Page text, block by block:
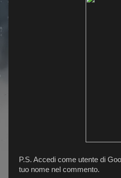
P.S. Accedi come utente di
tuo nome nel commento.